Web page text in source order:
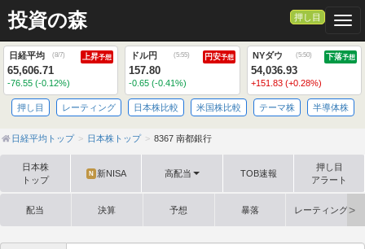
投資の森 押し目
日経平均 (8/7) 上昇予想
65,606.71
-76.55 (-0.12%)
ドル円 (5:55) 円安予想
157.80
-0.65 (-0.41%)
NYダウ (5:50) 下落予想
54,036.93
+151.83 (+0.28%)
押し目 レーティング 日本株比較 米国株比較 テーマ株 半導体株
日経平均トップ 日本株トップ 8367 南都銀行
日本株
トップ
N 新NISA 高配当 TOB速報
押し目
アラート
配当 決算 予想 暴落 レーティング格